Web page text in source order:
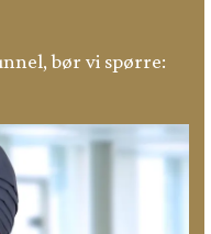
bør vi spørre: